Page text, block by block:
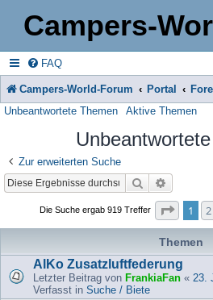
Campers-
FAQ
Campers-World-Forum Portal
Unbeantwortete Themen Aktive Themen
Zur erweiterten Suche
Suche
Die Suche ergab 919 Treffer Seite
1 2
Themen
AlKo Zusatzluftfederung
Letzter Beitrag von FrankiaFan « 23.
Verfasst in Suche / Biete